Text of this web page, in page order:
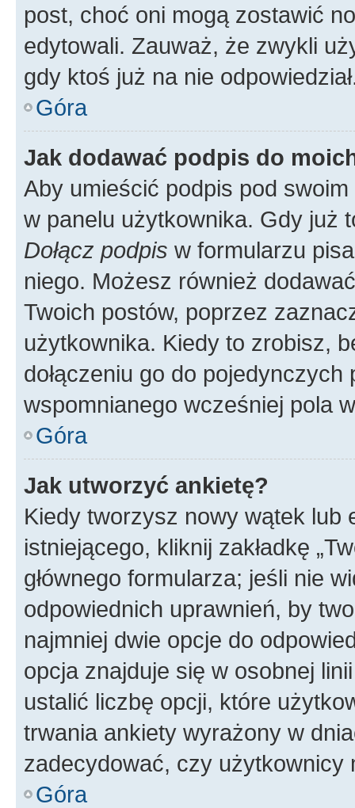
post, choć oni mogą zostawić
edytowali. Zauważ, że zwykli
gdy ktoś już na nie
Góra
Jak dodawać podpis do
Aby umieścić podpis pod
w panelu użytkownika. Gdy już
Dołącz podpis w formularzu
niego. Możesz również
Twoich postów, poprzez
użytkownika. Kiedy to zrobisz,
dołączeniu go do
wspomnianego wcześniej pola
Góra
Jak utworzyć ankietę?
Kiedy tworzysz nowy wątek lub
istniejącego, kliknij zakładkę
głównego formularza; jeśli nie
odpowiednich uprawnień, by
najmniej dwie opcje do
opcja znajduje się w osobnej
ustalić liczbę opcji, które
trwania ankiety wyrażony w
zadecydować, czy użytkownicy
Góra